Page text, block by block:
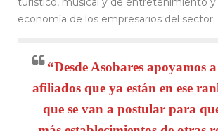
economía de los empresarios del sector.
“Desde Asobares apoyamos
afiliados que ya están en ese
que se van a postular para